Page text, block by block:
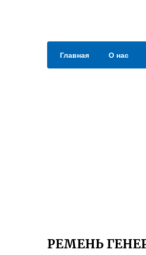
Главная О нас
РЕМЕНЬ